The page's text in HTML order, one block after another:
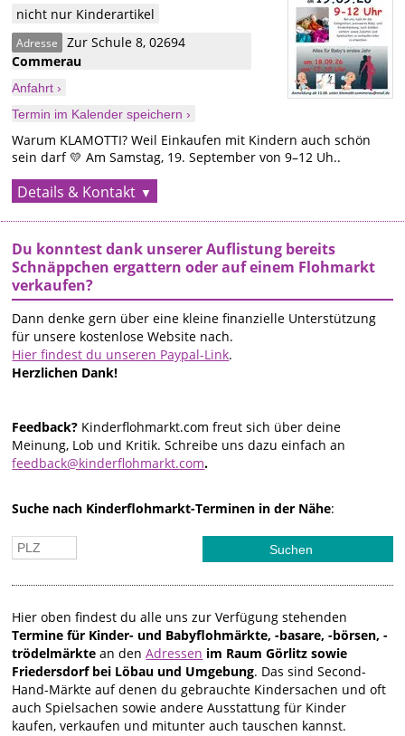
nicht nur Kinderartikel
Adresse Zur Schule 8,02694
Commerau
Anfahrt ›
Termin im Kalender speichern ›
Warum KLAMOTTI? Weil Einkaufen mit Kindern auch schön
sein darf 💛 Am Samstag, 19. September von 9–12 Uh..
Details & Kontakt
Du konntest dank unserer Auflistung bereits
Schnäppchen ergattern oder auf einem Flohmarkt
verkaufen?
Dann denke gern über eine kleine finanzielle Unterstützung
für unsere kostenlose Website nach.
Hier findest du unseren Paypal-Link.
Herzlichen Dank!
Feedback? Kinderflohmarkt.com freut sich über deine
Meinung, Lob und Kritik. Schreibe uns dazu einfach an
feedback@kinderflohmarkt.com.
Suche nach Kinderflohmarkt-Terminen in der Nähe:
Hier oben findest du alle uns zur Verfügung stehenden
Termine für Kinder- und Babyflohmärkte, -basare, -börsen, -
trödelmärkte an denAdressen im Raum Görlitz sowie
Friedersdorf bei Löbau und Umgebung. Das sind Second-
Hand-Märkte auf denen du gebrauchte Kindersachen und oft
auch Spielsachen sowie andere Ausstattung für Kinder
kaufen, verkaufen und mitunter auch tauschen kannst.